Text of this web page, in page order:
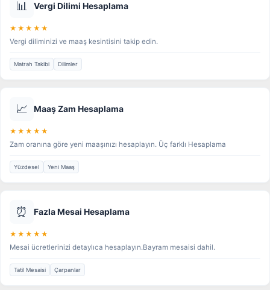
📊 Vergi Dilimi Hesaplama
★★★★★
Vergi diliminizi ve maaş kesintisini takip edin.
Matrah Takibi Dilimler
📈 Maaş Zam Hesaplama
★★★★★
Zam oranına göre yeni maaşınızı hesaplayın. Üç farklı Hesaplama
Yüzdesel Yeni Maaş
⏰ Fazla Mesai Hesaplama
★★★★★
Mesai ücretlerinizi detaylıca hesaplayın.Bayram mesaisi dahil.
Tatil Mesaisi Çarpanlar